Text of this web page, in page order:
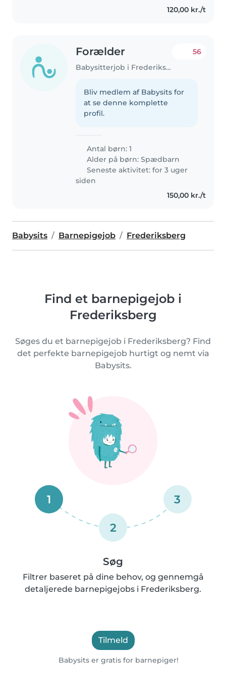
120,00 kr./t
Forælder
Babysitterjob i Frederiksberg
56
Bliv medlem af Babysits for
at se denne komplette
profil.
Antal børn: 1
Alder på børn:Spædbarn
Seneste aktivitet: for 3 uger
siden
150,00 kr./t
Babysits Barnepigejob Frederiksberg
Find et barnepigejob i
Frederiksberg
Søges du et barnepigejob i Frederiksberg? Find
det perfekte barnepigejob hurtigt og nemt via
Babysits.
1
2
3
Søg
Filtrer baseret på dine behov, og gennemgå
detaljerede barnepigejobs i Frederiksberg.
Tilmeld
Babysits er gratis for barnepiger!